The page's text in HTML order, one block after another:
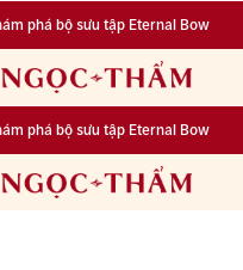
phá bộ sưu tập Eternal Bow
lựa chọn tích luỹ từ 0.1 chỉ vàng 999.9
phá bộ sưu tập Eternal Bow
lựa chọn tích luỹ từ 0.1 chỉ vàng 999.9